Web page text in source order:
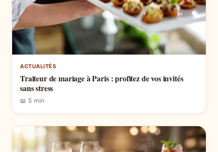
ACTUALITÉS
Traiteur de mariage à Paris : profitez de vos invités
sans stress
📖 5 min